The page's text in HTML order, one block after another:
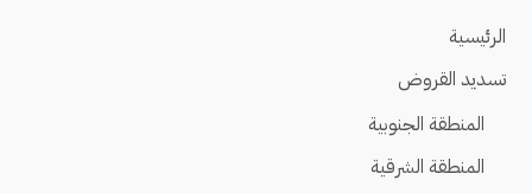
الرئيسية
تسديد القروض
المنطقة الجنوبية
المنطقة الشرقية